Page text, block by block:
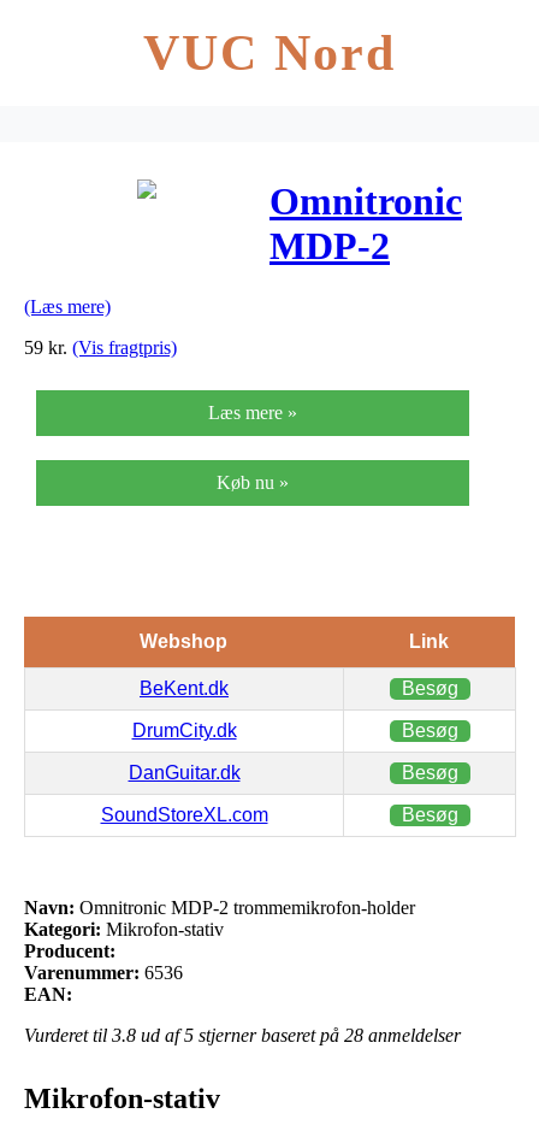
VUC Nord
Omnitronic
MDP-2
(Læs mere)
59 kr. (Vis fragtpris)
Læs mere »
Køb nu »
Webshop Link
BeKent.dk Besøg
DrumCity.dk Besøg
DanGuitar.dk Besøg
SoundStoreXL.com Besøg
Navn: Omnitronic MDP-2 trommemikrofon-holder
Kategori: Mikrofon-stativ
Producent:
Varenummer: 6536
EAN:
Vurderet til 3.8 ud af 5 stjerner baseret på 28 anmeldelser
Mikrofon-stativ